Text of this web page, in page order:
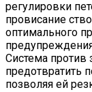
регулировки
провисание
оптимального
Система против
предотвратить
позволяя ей